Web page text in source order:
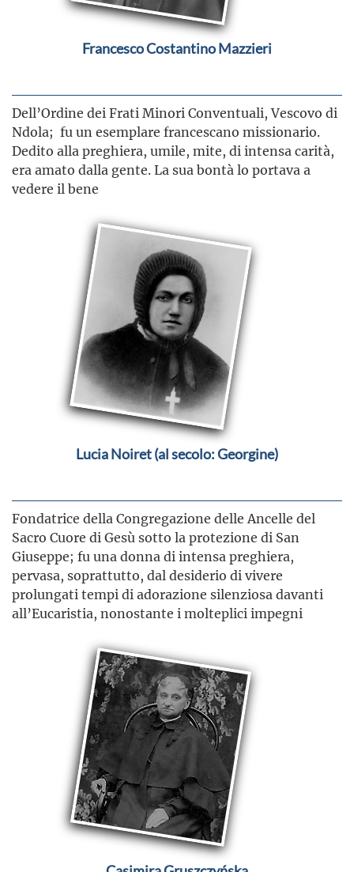
Francesco Costantino Mazzieri
Dell’Ordine dei Frati Minori Conventuali, Vescovo di
Ndola; fu un esemplare francescano missionario.
Dedito alla preghiera, umile, mite, di intensa carità,
era amato dalla gente. La sua bontà lo portava a
vedere il bene
Lucia Noiret (al secolo: Georgine)
Fondatrice della Congregazione delle Ancelle del
Sacro Cuore di Gesù sotto la protezione di San
Giuseppe; fu una donna di intensa preghiera,
pervasa, soprattutto, dal desiderio di vivere
prolungati tempi di adorazione silenziosa davanti
all’Eucaristia, nonostante i molteplici impegni